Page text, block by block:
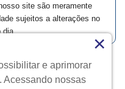
Imediata e Clique-
site são meramente
sujeitos a alterações no
dia.
- Todos os direitos
e aprimorar
Acessando nossas
×